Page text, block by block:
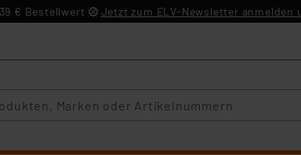
€ Bestellwert Jetzt zum ELV-Newsletter anmelden